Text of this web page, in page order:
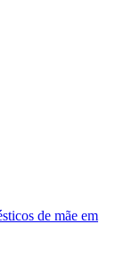
de mãe em